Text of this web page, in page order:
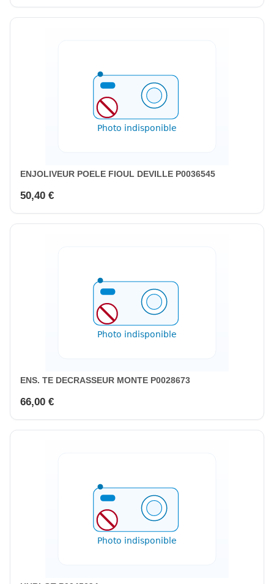
ENJOLIVEUR POELE FIOUL DEVILLE P0036545
50,40 €
ENS. TE DECRASSEUR MONTE P0028673
66,00 €